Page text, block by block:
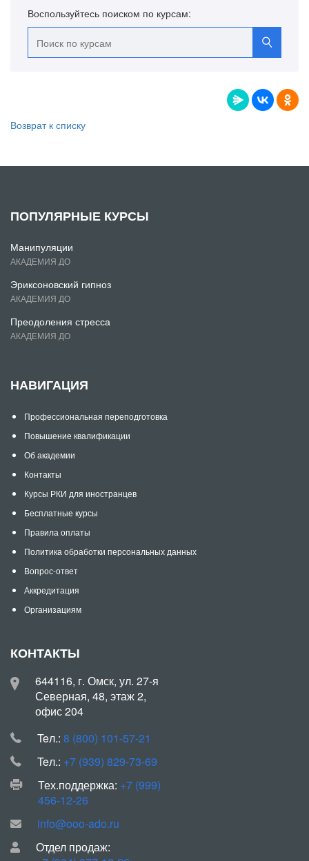
Воспользуйтесь поиском по курсам:
Возврат к списку
ПОПУЛЯРНЫЕ КУРСЫ
Манипуляции
АКАДЕМИЯ ДО
Эриксоновский гипноз
АКАДЕМИЯ ДО
Преодоления стресса
АКАДЕМИЯ ДО
НАВИГАЦИЯ
Профессиональная переподготовка
Повышение квалификации
Об академии
Контакты
Курсы РКИ для иностранцев
Бесплатные курсы
Правила оплаты
Политика обработки персональных данных
Вопрос-ответ
Аккредитация
Организациям
КОНТАКТЫ
644116, г. Омск, ул. 27-я
Северная, 48, этаж 2,
офис 204
Teл.: 8 (800) 101-57-21
Teл.: +7 (939) 829-73-69
Тех.поддержка: +7 (999)
456-12-26
info@ooo-ado.ru
Отдел продаж: